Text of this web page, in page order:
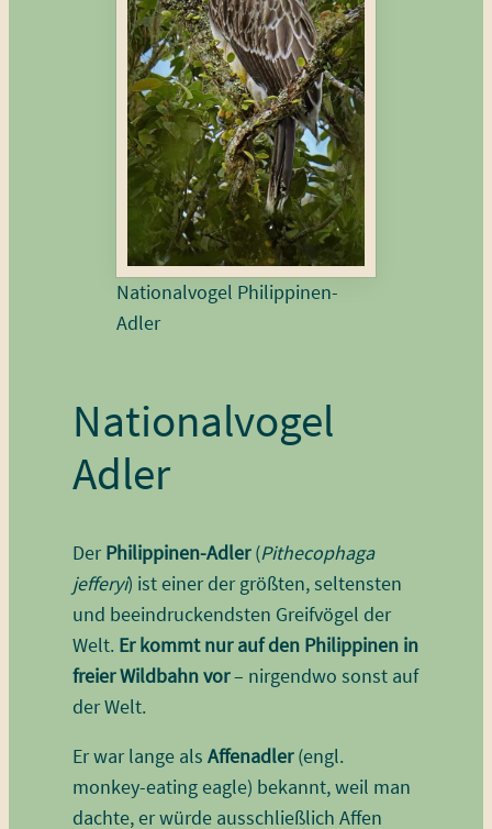
Nationalvogel Philippinen-
Adler
Nationalvogel
Adler
DerPhilippinen-Adler(Pithecophaga
jefferyi) ist einer der größten, seltensten
und beeindruckendsten Greifvögel der
Welt. Er kommt nur auf den Philippinen in
freier Wildbahn vor– nirgendwo sonst auf
der Welt.
Er war lange als Affenadler(engl.
monkey-eating eagle) bekannt, weil man
dachte, er würde ausschließlich Affen